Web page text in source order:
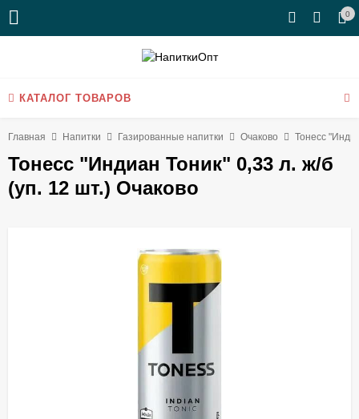
0
КАТАЛОГ ТОВАРОВ
Главная Напитки Газированные напитки Очаково Тонесс
Тонесс "Индиан Тоник" 0,33 л. ж/б
(уп. 12 шт.) Очаково